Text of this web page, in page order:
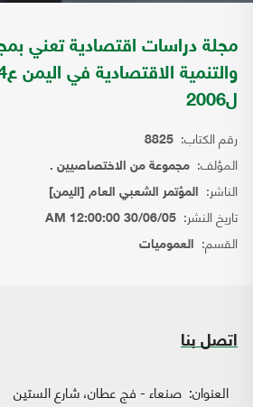
مجلة دراسات اقتصادية تعني
ل2006
رقم الكتاب: 8825
المؤلف: مجموعة من الاختصاصيين .
الناشر: المؤتمر الشعبي العام [اليمن]
تاريخ النشر: 30/06/05 12:00:00 AM
القسم: العموميات
اتصل بنا
العنوان: صنعاء - فج عطان، شارع الستين